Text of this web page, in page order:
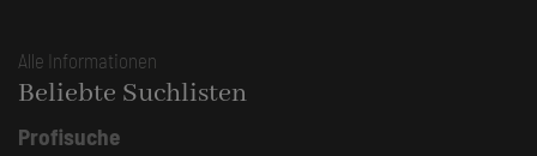
Alle Informationen
Beliebte Suchlisten
Profisuche